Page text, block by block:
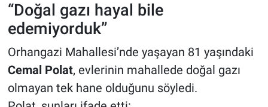
“Doğal gazı hayal bile
edemiyorduk”
Orhangazi Mahallesi’nde yaşayan 81 yaşındaki
Cemal Polat, evlerinin mahallede doğal gazı
olmayan tek hane olduğunu söyledi.